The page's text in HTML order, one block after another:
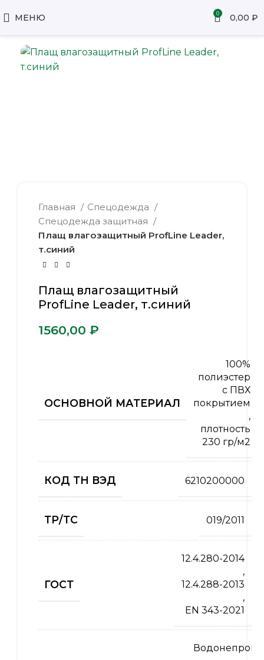
МЕНЮ 0 0,00 ₽
Главная
Спецодежда
Спецодежда защитная
Плащ влагозащитный ProfLine Leader,
т.синий
Плащ влагозащитный
ProfLine Leader, т.синий
₽
ОСНОВНОЙ МАТЕРИАЛ
100%
полиэстер
с ПВХ
покрытием
,
плотность
230 гр/м2
КОД ТН ВЭД 6210200000
ТР/ТС 019/2011
ГОСТ
12.4.280-2014
,
12.4.288-2013
,
EN 343-2021